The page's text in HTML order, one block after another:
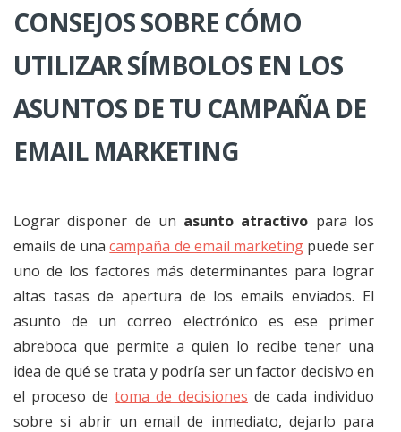
CONSEJOS SOBRE CÓMO
UTILIZAR SÍMBOLOS EN LOS
ASUNTOS DE TU CAMPAÑA DE
EMAIL MARKETING
Lograr disponer de un asunto atractivo para los
emails de unacampaña de email marketingpuede ser
uno de los factores más determinantes para lograr
altas tasas de apertura de los emails enviados. El
asunto de un correo electrónico es ese primer
abreboca que permite a quien lo recibe tener una
idea de qué se trata y podría ser un factor decisivo en
el proceso de toma de decisiones de cada individuo
sobre si abrir un email de inmediato, dejarlo para